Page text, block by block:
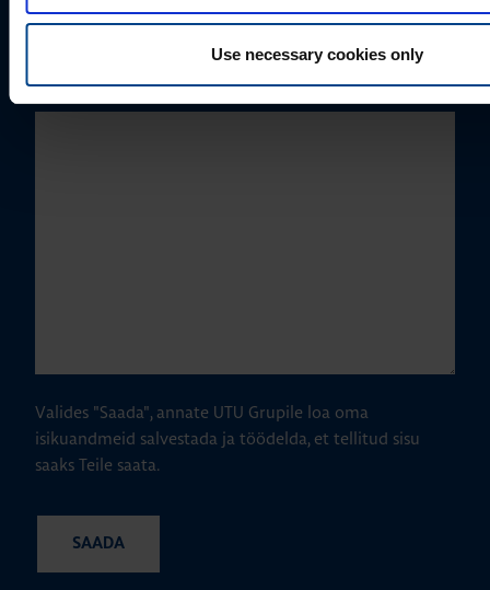
Use necessary cookies only
Valides "Saada", annate UTU Grupile loa oma
isikuandmeid salvestada ja töödelda, et tellitud sisu
saaks Teile saata.